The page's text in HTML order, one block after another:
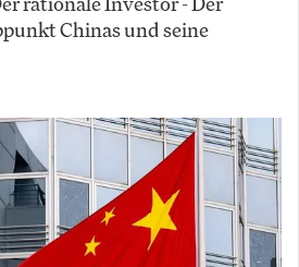
Chinas und seine